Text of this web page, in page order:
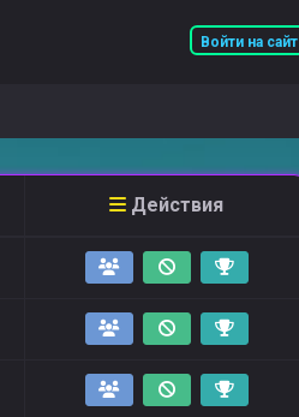
Войти на сайт
Действия